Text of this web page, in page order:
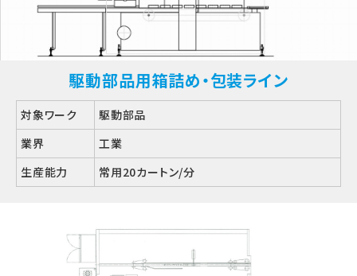
駆動部品用箱詰め・包装ライン
対象ワーク
駆動部品
業界
工業
生産能力
常用20カートン/分